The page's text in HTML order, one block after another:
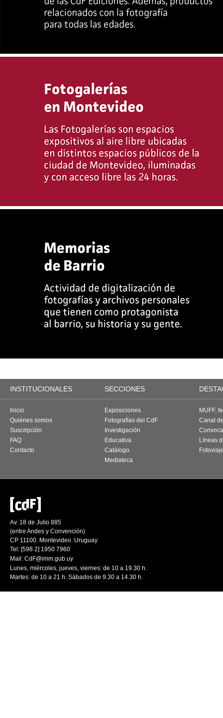
INSTITUCIONALES SECCIONES
Inicio
Quiénes somos
Suscripción
FAQ
Contacto
Exposiciones
Fotografías del CdF
Investigación
Educativa
Catálogo
Mediateca
MUFF,
Canal
Líneas
Av. 18 de Julio 885
(entre Andes y Convención)
CP 11100. Montevideo. Uruguay
Tel: [598 2] 1950 7960
Mail: CdF@imm.gub.uy
Lunes, miércoles, jueves, viernes: de 10 a 19.30 h.
Martes: de 10 a 21 h. Sábados de 9.30 a 14.30 h.